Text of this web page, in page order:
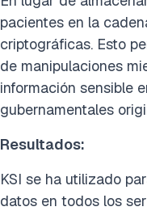
pacientes en la
criptográficas. Esto
de manipulaciones
información sensible
gubernamentales
Resultados:
KSI se ha utilizado
datos en todos los